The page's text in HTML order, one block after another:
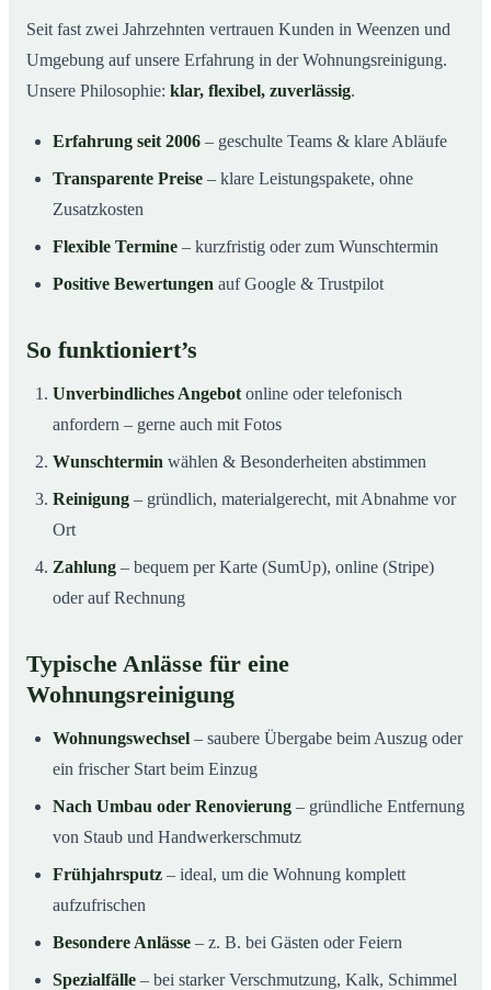
Seit fast zwei Jahrzehnten vertrauen Kunden in Weenzen und
Umgebung auf unsere Erfahrung in der Wohnungsreinigung.
Unsere Philosophie: klar, flexibel, zuverlässig.
Erfahrung seit 2006 – geschulte Teams & klare Abläufe
Transparente Preise – klare Leistungspakete, ohne
Zusatzkosten
Flexible Termine – kurzfristig oder zum Wunschtermin
Positive Bewertungen auf Google & Trustpilot
So funktioniert’s
Unverbindliches Angebot online oder telefonisch
anfordern – gerne auch mit Fotos
Wunschtermin wählen & Besonderheiten abstimmen
Reinigung – gründlich, materialgerecht, mit Abnahme vor
Ort
Zahlung – bequem per Karte (SumUp), online (Stripe)
oder auf Rechnung
Typische Anlässe für eine
Wohnungsreinigung
Wohnungswechsel – saubere Übergabe beim Auszug oder
ein frischer Start beim Einzug
Nach Umbau oder Renovierung – gründliche Entfernung
von Staub und Handwerkerschmutz
Frühjahrsputz – ideal, um die Wohnung komplett
aufzufrischen
Besondere Anlässe – z. B. bei Gästen oder Feiern
Spezialfälle – bei starker Verschmutzung, Kalk, Schimmel